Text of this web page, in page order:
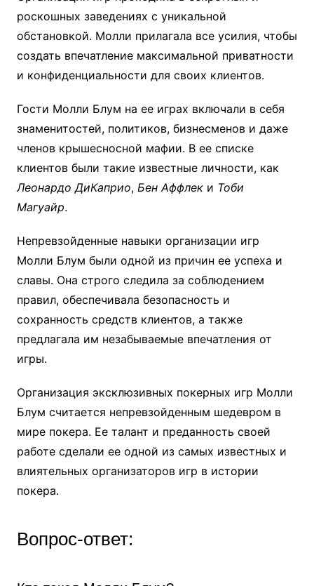
роскошных заведениях с уникальной
обстановкой. Молли прилагала все усилия, чтобы
создать впечатление максимальной приватности
и конфиденциальности для своих клиентов.
Гости Молли Блум на ее играх включали в себя
знаменитостей, политиков, бизнесменов и даже
членов крышесносной мафии. В ее списке
клиентов были такие известные личности, как
Леонардо ДиКаприо, Бен Аффлеки Тоби
Магуайр.
Непревзойденные навыки организации игр
Молли Блум были одной из причин ее успеха и
славы. Она строго следила за соблюдением
правил, обеспечивала безопасность и
сохранность средств клиентов, а также
предлагала им незабываемые впечатления от
игры.
Организация эксклюзивных покерных игр Молли
Блум считается непревзойденным шедевром в
мире покера. Ее талант и преданность своей
работе сделали ее одной из самых известных и
влиятельных организаторов игр в истории
покера.
Вопрос-ответ: